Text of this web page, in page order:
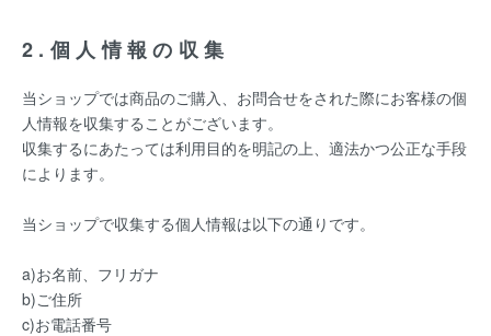
2.個人情報の収集
当ショップでは商品のご購入、お問合せをされた際にお客様の個
人情報を収集することがございます。
収集するにあたっては利用目的を明記の上、適法かつ公正な手段
によります。
当ショップで収集する個人情報は以下の通りです。
a)お名前、フリガナ
b)ご住所
c)お電話番号